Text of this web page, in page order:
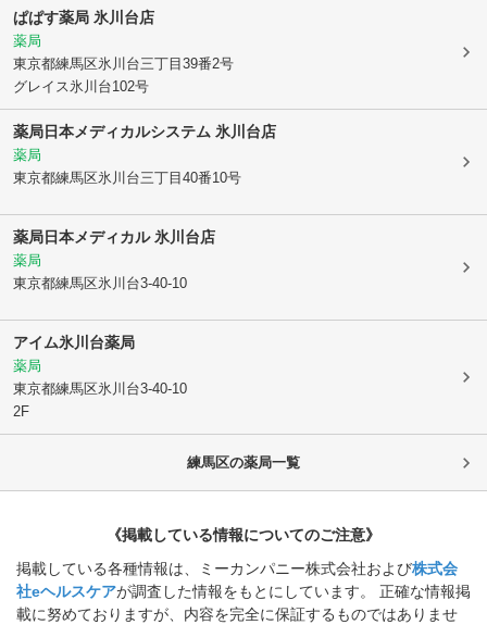
ぱぱす薬局 氷川台店
薬局
東京都練馬区氷川台三丁目39番2号
グレイス氷川台102号
薬局日本メディカルシステム 氷川台店
薬局
東京都練馬区氷川台三丁目40番10号
薬局日本メディカル 氷川台店
薬局
東京都練馬区氷川台3-40-10
アイム氷川台薬局
薬局
東京都練馬区氷川台3-40-10
2F
練馬区の薬局一覧
《掲載している情報についてのご注意》
掲載している各種情報は、ミーカンパニー株式会社および株式会
社eヘルスケアが調査した情報をもとにしています。 正確な情報掲
載に努めておりますが、内容を完全に保証するものではありませ